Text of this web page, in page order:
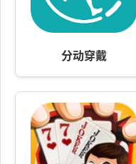
分动穿戴